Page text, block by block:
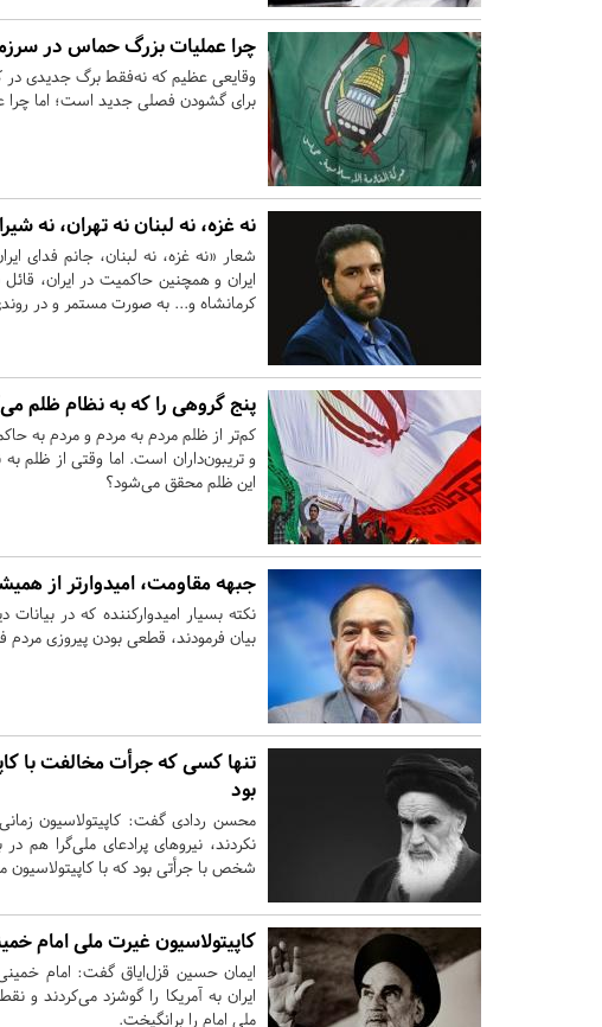
چرا عملیات بزرگ حماس در
وقایعی عظیم که نه‌فقط برگ جدیدی در
برای گشودن فصلی جدید است؛ اما چرا
نه غزه، نه لبنان نه تهران، نه
شعار «نه غزه، نه لبنان، جانم فدای
ایران و همچنین حاکمیت در ایران،
کرمانشاه و... به صورت مستمر و در
پنج گروهی را که به نظام ظلم
کم‌تر از ظلم مردم به مردم و مردم به
و تریبون‌داران است. اما وقتی از
این ظلم محقق می‌شود؟
جبهه مقاومت، امیدوارتر از
نکته بسیار امیدوارکننده که در بیانات
بیان فرمودند، قطعی بودن پیروزی
تنها کسی که جرأت مخالفت با
بود
محسن ردادی گفت: کاپیتولاسیون
نکردند، نیروهای پرادعای ملی‌گرا هم
شخص با جرأتی بود که با کاپیتولاسیون
کاپیتولاسیون غیرت ملی امام
ایران به آمریکا را گوشزد می‌کردند
ملی امام را برانگیخت.